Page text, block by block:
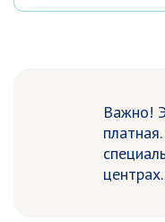
Важно!
центрах.